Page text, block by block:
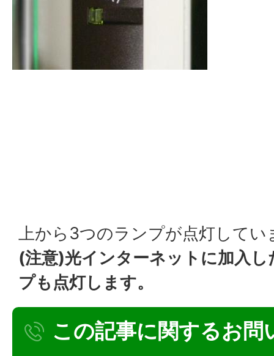
上から3つのランプが点灯してい
(注意)光インターネットに加入
プも点灯します。
この記事に関するお問